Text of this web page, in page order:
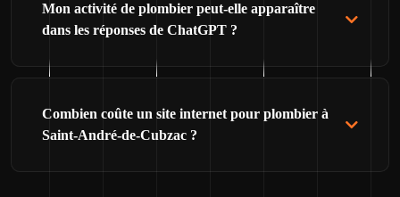
Mon activité de plombier peut-elle apparaître
dans les réponses de ChatGPT ?
Combien coûte un site internet pour plombier à
Saint-André-de-Cubzac ?